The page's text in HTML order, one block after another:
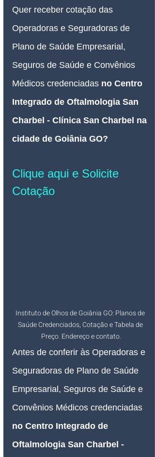
Quer receber cotação das
Operadoras e Seguradoras de
Plano de Saúde Empresarial,
Seguros de Saúde e Convênios
Médicos credenciadas no Centro
Integrado de Oftalmologia San
Charbel - Clínica San Charbel na
cidade de Goiânia GO?
Clique aqui e Solicite
Cotação
Instituto de Olhos de Goiânia GO: Planos de
Saúde Credenciados, Cotação e Tabela de
Preço. Endereço e contato.
Antes de conferir às Operadoras e
Seguradoras de Plano de Saúde
Empresarial, Seguros de Saúde e
Convênios Médicos credenciadas
no Centro Integrado de
Oftalmologia San Charbel -